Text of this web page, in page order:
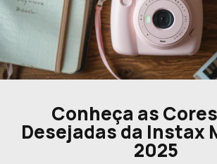
Conheça as
Desejadas da Instax
2025